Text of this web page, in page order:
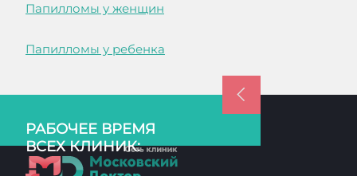
Папилломы у женщин
Папилломы у ребенка
РАБОЧЕЕ ВРЕМЯ
ВСЕХ КЛИНИК: